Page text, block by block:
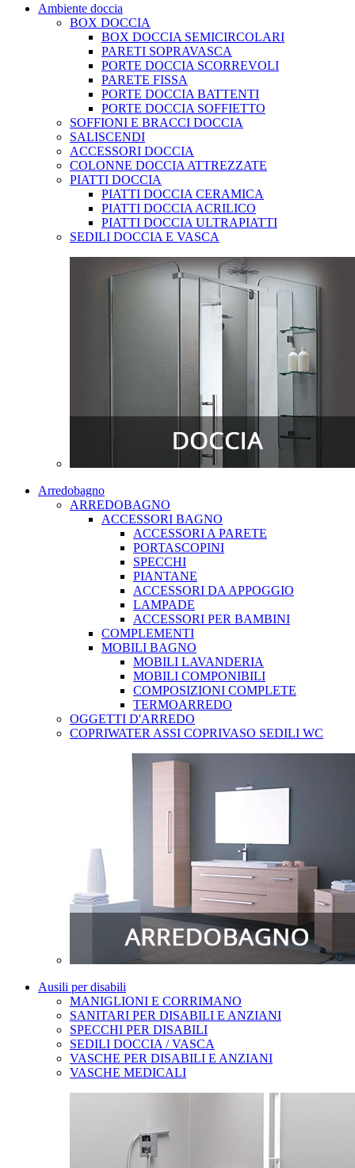
Ambiente doccia
BOX DOCCIA
BOX DOCCIA SEMICIRCOLARI
PARETI SOPRAVASCA
PORTE DOCCIA SCORREVOLI
PARETE FISSA
PORTE DOCCIA BATTENTI
PORTE DOCCIA SOFFIETTO
SOFFIONI E BRACCI DOCCIA
SALISCENDI
ACCESSORI DOCCIA
COLONNE DOCCIA ATTREZZATE
PIATTI DOCCIA
PIATTI DOCCIA CERAMICA
PIATTI DOCCIA ACRILICO
PIATTI DOCCIA ULTRAPIATTI
SEDILI DOCCIA E VASCA
Arredobagno
ARREDOBAGNO
ACCESSORI BAGNO
ACCESSORI A PARETE
PORTASCOPINI
SPECCHI
PIANTANE
ACCESSORI DA APPOGGIO
LAMPADE
ACCESSORI PER BAMBINI
COMPLEMENTI
MOBILI BAGNO
MOBILI LAVANDERIA
MOBILI COMPONIBILI
COMPOSIZIONI COMPLETE
TERMOARREDO
OGGETTI D'ARREDO
COPRIWATER ASSI COPRIVASO SEDILI WC
Ausili per disabili
MANIGLIONI E CORRIMANO
SANITARI PER DISABILI E ANZIANI
SPECCHI PER DISABILI
SEDILI DOCCIA / VASCA
VASCHE PER DISABILI E ANZIANI
VASCHE MEDICALI